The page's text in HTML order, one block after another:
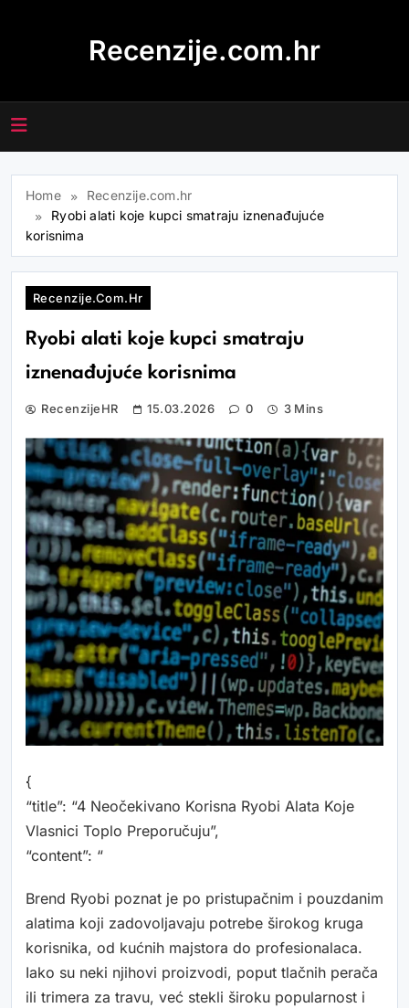
Recenzije.com.hr
Home
Recenzije.com.hr
Ryobi alati koje kupci smatraju iznenađujuće
korisnima
Recenzije.com.hr
Ryobi alati koje kupci smatraju
iznenađujuće korisnima
RecenzijeHR 15.03.2026 0 3 Mins
{
“title”: “4 Neočekivano Korisna Ryobi Alata Koje
Vlasnici Toplo Preporučuju”,
“content”: “
Brend Ryobi poznat je po pristupačnim i pouzdanim
alatima koji zadovoljavaju potrebe širokog kruga
korisnika, od kućnih majstora do profesionalaca.
Iako su neki njihovi proizvodi, poput tlačnih perača
ili trimera za travu, već stekli široku popularnost i